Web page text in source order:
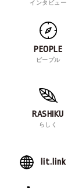
インタビュー
PEOPLE
ピープル
RASHIKU
らしく
lit.link